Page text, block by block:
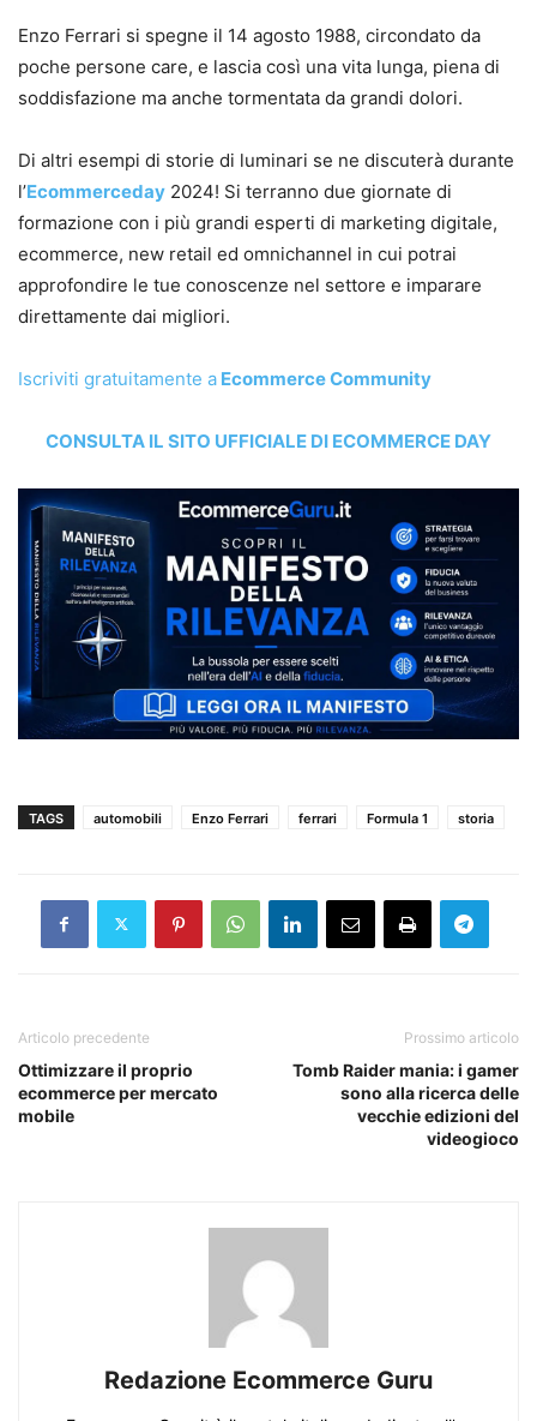
Enzo Ferrari si spegne il 14 agosto 1988, circondato da
poche persone care, e lascia così una vita lunga, piena di
soddisfazione ma anche tormentata da grandi dolori.
Di altri esempi di storie di luminari se ne discuterà durante
l’Ecommerceday 2024! Si terranno due giornate di
formazione con i più grandi esperti di marketing digitale,
ecommerce, new retail ed omnichannel in cui potrai
approfondire le tue conoscenze nel settore e imparare
direttamente dai migliori.
Iscriviti gratuitamente a Ecommerce Community
CONSULTA IL SITO UFFICIALE DI ECOMMERCE DAY
TAGS automobili Enzo Ferrari ferrari Formula 1 storia
Articolo precedente
Ottimizzare il proprio
ecommerce per mercato
mobile
Prossimo articolo
Tomb Raider mania: i gamer
sono alla ricerca delle
vecchie edizioni del
videogioco
Redazione Ecommerce Guru